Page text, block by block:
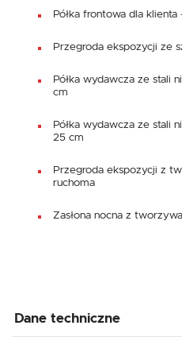
Półka frontowa dla klienta
Przegroda ekspozycji ze
Półka wydawcza ze stali
cm
Półka wydawcza ze stali
25 cm
Przegroda ekspozycji z
ruchoma
Zasłona nocna z
Dane techniczne